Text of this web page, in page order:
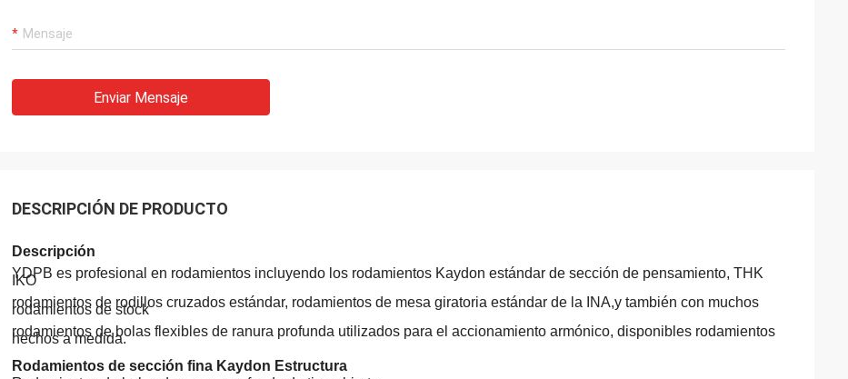
Acebo
funcionando sin problemas. Muchas
gracias
Enviar Mensaje
DESCRIPCIÓN DE PRODUCTO
Descripción
YDPB es profesional en rodamientos incluyendo los rodamientos Kaydon estándar de sección de pensamiento, THK
IKO
rodamientos de rodillos cruzados estándar, rodamientos de mesa giratoria estándar de la INA,y también con muchos
rodamientos de stock
rodamientos de bolas flexibles de ranura profunda utilizados para el accionamiento armónico, disponibles rodamientos
hechos a medida.
Rodamientos de sección fina Kaydon Estructura